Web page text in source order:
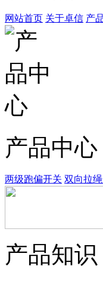
网站首页 关于卓信 产
产品中心
两级跑偏开关 双向拉
产品知识